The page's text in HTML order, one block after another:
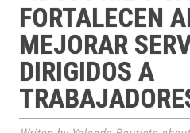
FORTALECEN
MEJORAR
DIRIGIDOS A